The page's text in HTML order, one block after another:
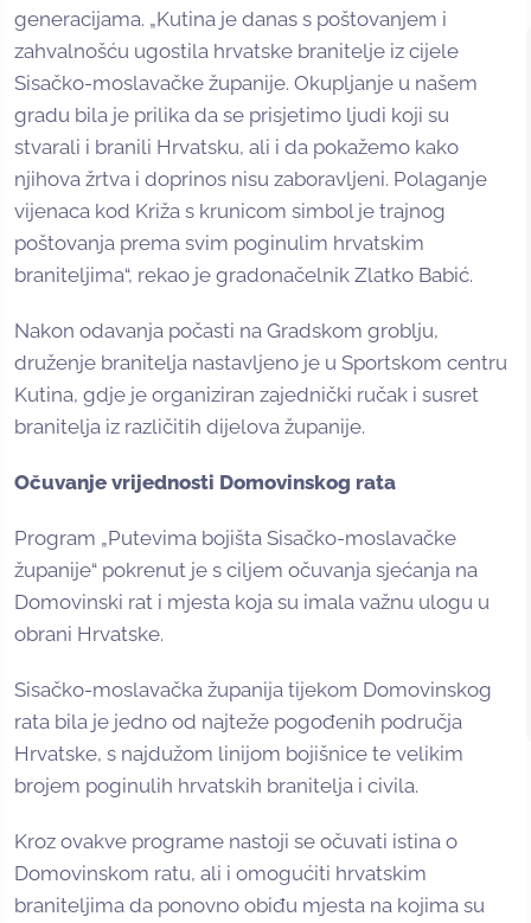
generacijama. „Kutina je danas s poštovanjem i
zahvalnošću ugostila hrvatske branitelje iz cijele
Sisačko-moslavačke županije. Okupljanje u našem
gradu bila je prilika da se prisjetimo ljudi koji su
stvarali i branili Hrvatsku, ali i da pokažemo kako
njihova žrtva i doprinos nisu zaboravljeni. Polaganje
vijenaca kod Križa s krunicom simbol je trajnog
poštovanja prema svim poginulim hrvatskim
braniteljima“, rekao je gradonačelnik Zlatko Babić.
Nakon odavanja počasti na Gradskom groblju,
druženje branitelja nastavljeno je u Sportskom centru
Kutina, gdje je organiziran zajednički ručak i susret
branitelja iz različitih dijelova županije.
Očuvanje vrijednosti Domovinskog rata
Program „Putevima bojišta Sisačko-moslavačke
županije“ pokrenut je s ciljem očuvanja sjećanja na
Domovinski rat i mjesta koja su imala važnu ulogu u
obrani Hrvatske.
Sisačko-moslavačka županija tijekom Domovinskog
rata bila je jedno od najteže pogođenih područja
Hrvatske, s najdužom linijom bojišnice te velikim
brojem poginulih hrvatskih branitelja i civila.
Kroz ovakve programe nastoji se očuvati istina o
Domovinskom ratu, ali i omogućiti hrvatskim
braniteljima da ponovno obiđu mjesta na kojima su